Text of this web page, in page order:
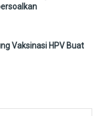
Vaksinasi HPV Buat